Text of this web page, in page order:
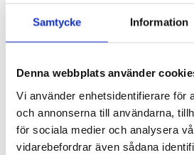
Samtycke Information
Denna webbplats använder
Vi använder enhetsidentifierare för
och annonserna till användarna,
för sociala medier och analysera
vidarebefordrar även sådana
autentisk familjevardag på
roligt, igenkännbart och
Karin Filéns barnroman är en
såväl 80-talsnostalgiker som
mellanåldersbokslukare
HUFVUDSTADSBLADET